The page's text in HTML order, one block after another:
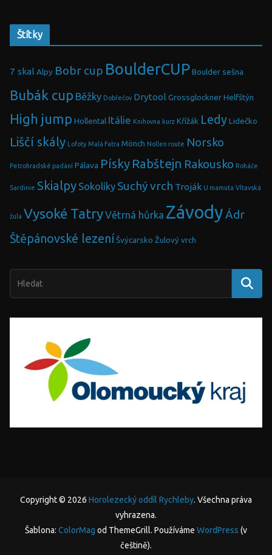
Štítky
7 skal Alpy Bobr cup BoulderCUP Boulder sešna
Bubák cup Běžky Dobřečov Drytool Grossglockner Helfštýn
High jump Hollental Itálie Knihovna kurz Křížák Ledy Lidečko
Liščí skály Lofoty Malá Fatra Mönch Nollen route Norsko
Petrohradské padání Pálava Písky Rabštejn Rakousko Roháče
Sardinie Skialpy Sokolíky Suchý vrch Troják U mamuta Vltavská
žula Vysoké TatryVětrná hůrka ZávodyÁdr
Štěpánovské lezení Švýcarsko Žulový vrch
Copyright © 2026 Horolezecký oddíl Rychleby. Všechna práva
vyhrazena.
Šablona: ColorMag od ThemeGrill. Používáme WordPress (v
češtině).